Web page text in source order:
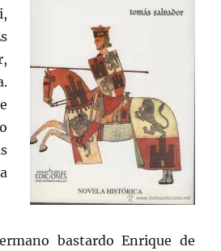
bastardo Enrique de